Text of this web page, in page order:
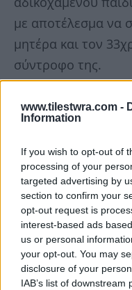
www.tilestwra.com -
Information
If you wish to opt-out of
processing of your
targeted advertising by
section to confirm your
opt-out request is
interest-based ads
us or personal
your opt-out. You may
disclosure of your
IAB’s list of
με αποτέλεσμα να
μητέρα και τον
σύντροφο της.